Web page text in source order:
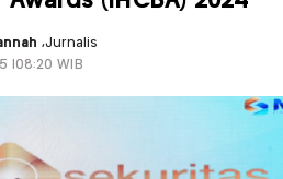
,Jurnalis
|08:20 WIB